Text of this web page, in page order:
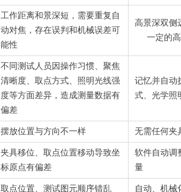
工作距离和景深短，需要重复自
动对焦，存在误判和机械误差可
能性
高景深双侧
一定的高
不同测试人员因操作习惯、聚焦
清晰度、取点方式、照明光线强
度等方面差异，造成测量数据有
偏差
记忆并自动
式、光学照
摆放位置与方向不一样 无需任何夹
夹具移位、取点位置移动导致坐
标原点有偏差
软件自动调
量
取点位置、测试图元顺序错乱 自动、机械